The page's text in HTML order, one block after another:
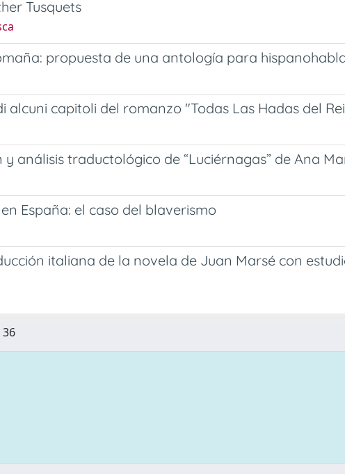
Tusquets
propuesta de una antología para
alcuni capitoli del romanzo "Todas Las Hadas del
análisis traductológico de “Luciérnagas” de Ana
España: el caso del blaverismo
italiana de la novela de Juan Marsé con